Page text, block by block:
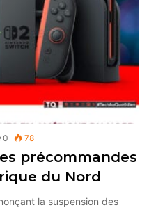
0 78
précommandes
du Nord
la suspension des